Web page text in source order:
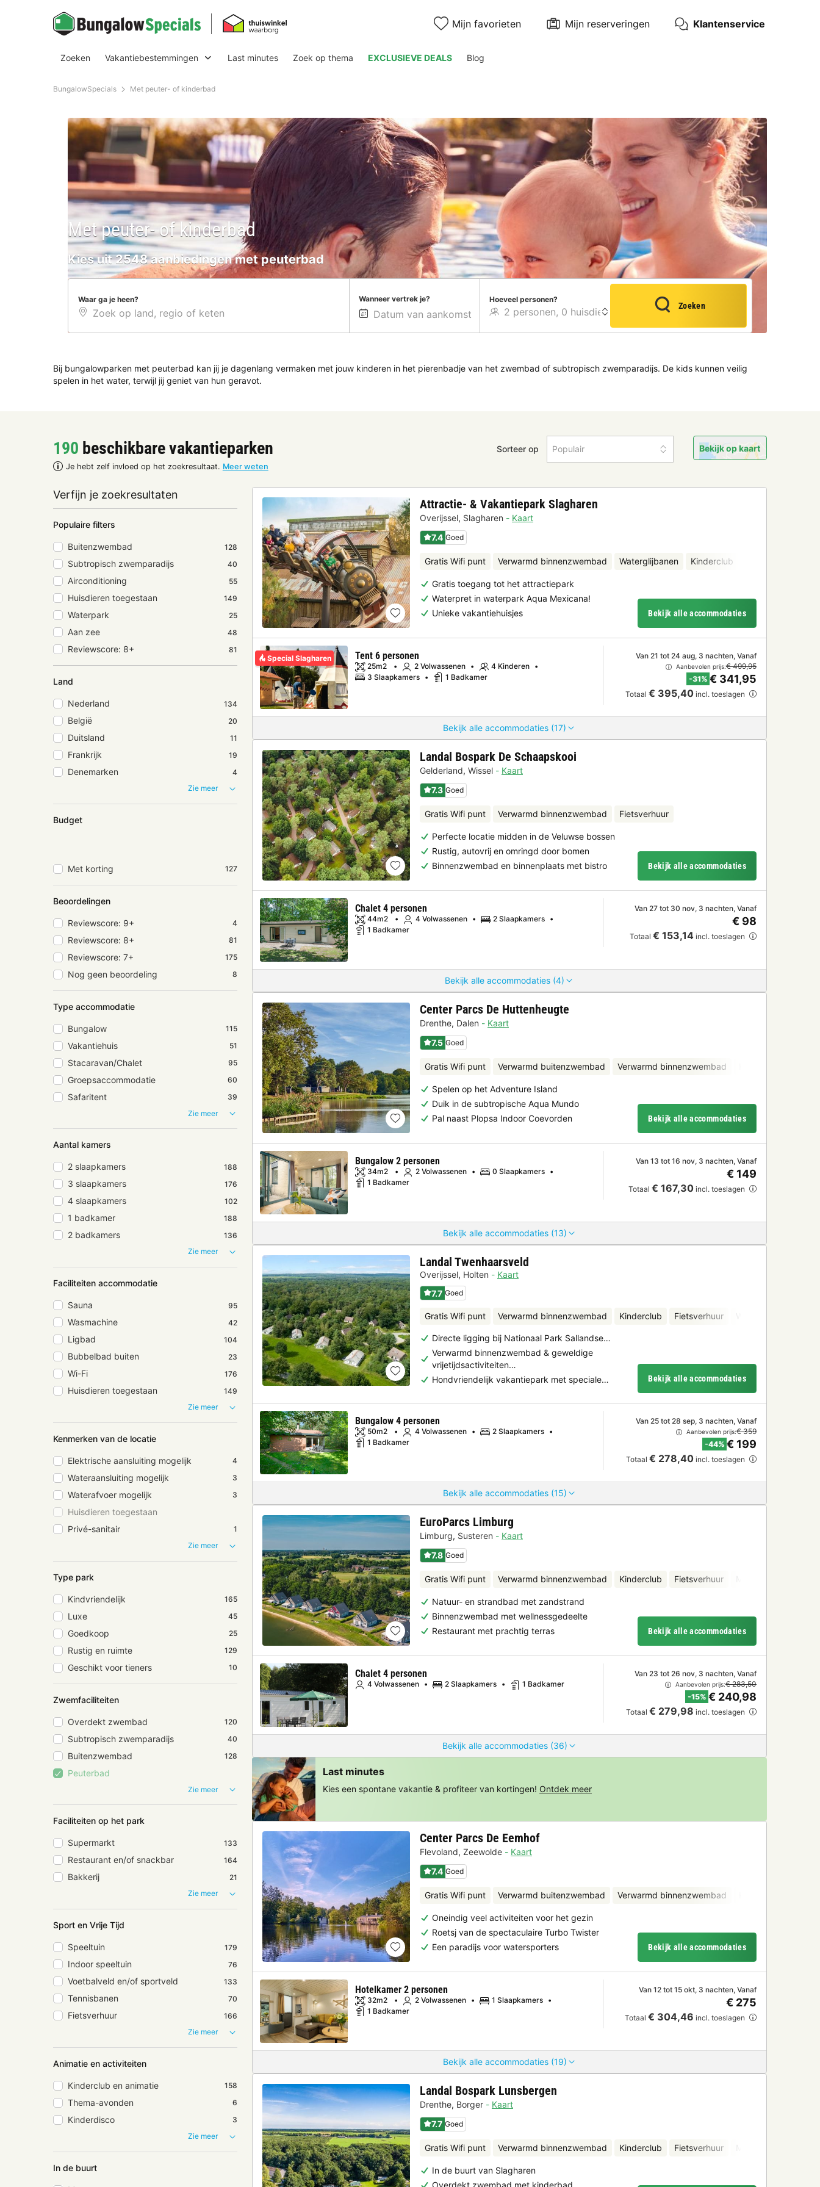
Mijn favorieten Mijn reserveringen Klantenservice
Zoeken Vakantiebestemmingen Last minutes Zoek op thema EXCLUSIEVE DEALS Blog
BungalowSpecials Met peuter- of kinderbad
Met peuter- of kinderbad
Kies uit 2548 aanbiedingen met peuterbad
Waar ga je heen? Wanneer vertrek je? Hoeveel personen?
Zoeken
Bij bungalowparken met peuterbad kan jij je dagenlang vermaken met jouw kinderen in het pierenbadje van het zwembad of subtropisch zwemparadijs. De kids kunnen veilig
spelen in het water, terwijl jij geniet van hun geravot.
190 beschikbare vakantieparken
Je hebt zelf invloed op het zoekresultaat. Meer weten
Sorteer op Populair Bekijk op kaart
Verfijn je zoekresultaten
Populaire filters
Buitenzwembad 128
Subtropisch zwemparadijs 40
Airconditioning 55
Huisdieren toegestaan 149
Waterpark 25
Aan zee 48
Reviewscore: 8+ 81
Land
Nederland 134
België 20
Duitsland 11
Frankrijk 19
Denemarken
4
Zie meer
Budget
Met korting 127
Beoordelingen
Reviewscore: 9+ 4
Reviewscore: 8+ 81
Reviewscore: 7+ 175
Nog geen beoordeling 8
Type accommodatie
Bungalow 115
Vakantiehuis 51
Stacaravan/Chalet 95
Groepsaccommodatie 60
Safaritent
39
Zie meer
Aantal kamers
2 slaapkamers 188
3 slaapkamers 176
4 slaapkamers 102
1 badkamer 188
2 badkamers
136
Zie meer
Faciliteiten accommodatie
Sauna 95
Wasmachine 42
Ligbad 104
Bubbelbad buiten 23
Wi-Fi 176
Huisdieren toegestaan
149
Zie meer
Kenmerken van de locatie
Elektrische aansluiting mogelijk 4
Wateraansluiting mogelijk 3
Waterafvoer mogelijk 3
Huisdieren toegestaan
Privé-sanitair
1
Zie meer
Type park
Kindvriendelijk 165
Luxe 45
Goedkoop 25
Rustig en ruimte 129
Geschikt voor tieners 10
Zwemfaciliteiten
Overdekt zwembad 120
Subtropisch zwemparadijs 40
Buitenzwembad 128
Peuterbad
Zie meer
Faciliteiten op het park
Supermarkt 133
Restaurant en/of snackbar 164
Bakkerij
21
Zie meer
Sport en Vrije Tijd
Speeltuin 179
Indoor speeltuin 76
Voetbalveld en/of sportveld 133
Tennisbanen 70
Fietsverhuur
166
Zie meer
Animatie en activiteiten
Kinderclub en animatie 158
Thema-avonden 6
Kinderdisco
3
Zie meer
In de buurt
Attractie- & Vakantiepark Slagharen
Overijssel, Slagharen
Kaart
7.4 Goed
Gratis Wifi punt Verwarmd binnenzwembad Waterglijbanen Kinderclub
Gratis toegang tot het attractiepark
Waterpret in waterpark Aqua Mexicana!
Unieke vakantiehuisjes
Bekijk alle accommodaties
Bekijk alle accommodaties (17)
Special Slagharen Tent 6 personen
25m2 2 Volwassenen
4 Kinderen
3 Slaapkamers
1 Badkamer
Van 21 tot 24 aug, 3 nachten, Vanaf
Aanbevolen prijs:€ 499,95
-31% € 341,95
Totaal € 395,40 incl. toeslagen
Landal Bospark De Schaapskooi
Gelderland, Wissel
Kaart
7.3 Goed
Gratis Wifi punt Verwarmd binnenzwembad Fietsverhuur
Perfecte locatie midden in de Veluwse bossen
Rustig, autovrij en omringd door bomen
Binnenzwembad en binnenplaats met bistro
Bekijk alle accommodaties
Bekijk alle accommodaties (4)
Chalet 4 personen
44m2 4 Volwassenen
2 Slaapkamers
1 Badkamer
Van 27 tot 30 nov, 3 nachten, Vanaf
€ 98
Totaal € 153,14 incl. toeslagen
Center Parcs De Huttenheugte
Drenthe, Dalen
Kaart
7.5 Goed
Gratis Wifi punt Verwarmd buitenzwembad Verwarmd binnenzwembad
Spelen op het Adventure Island
Duik in de subtropische Aqua Mundo
Pal naast Plopsa Indoor Coevorden
Bekijk alle accommodaties
Bekijk alle accommodaties (13)
Bungalow 2 personen
34m2 2 Volwassenen
0 Slaapkamers
1 Badkamer
Van 13 tot 16 nov, 3 nachten, Vanaf
€ 149
Totaal € 167,30 incl. toeslagen
Landal Twenhaarsveld
Overijssel, Holten
Kaart
7.7 Goed
Gratis Wifi punt Verwarmd binnenzwembad Kinderclub Fietsverhuur
Directe ligging bij Nationaal Park Sallandse…
Verwarmd binnenzwembad & geweldige
vrijetijdsactiviteiten…
Hondvriendelijk vakantiepark met speciale…
Bekijk alle accommodaties
Bekijk alle accommodaties (15)
Bungalow 4 personen
50m2 4 Volwassenen
2 Slaapkamers
1 Badkamer
Van 25 tot 28 sep, 3 nachten, Vanaf
Aanbevolen prijs:€ 359
-44% € 199
Totaal € 278,40 incl. toeslagen
EuroParcs Limburg
Limburg, Susteren
Kaart
7.8 Goed
Gratis Wifi punt Verwarmd binnenzwembad Kinderclub Fietsverhuur
Natuur- en strandbad met zandstrand
Binnenzwembad met wellnessgedeelte
Restaurant met prachtig terras
Bekijk alle accommodaties
Bekijk alle accommodaties (36)
Chalet 4 personen
4 Volwassenen 2 Slaapkamers 1 Badkamer
Van 23 tot 26 nov, 3 nachten, Vanaf
Aanbevolen prijs:€ 283,50
-15% € 240,98
Totaal € 279,98 incl. toeslagen
Center Parcs De Eemhof
Flevoland, Zeewolde
Kaart
7.4 Goed
Gratis Wifi punt Verwarmd buitenzwembad Verwarmd binnenzwembad
Oneindig veel activiteiten voor het gezin
Roetsj van de spectaculaire Turbo Twister
Een paradijs voor watersporters
Bekijk alle accommodaties
Bekijk alle accommodaties (19)
Hotelkamer 2 personen
32m2 2 Volwassenen
1 Slaapkamers
1 Badkamer
Van 12 tot 15 okt, 3 nachten, Vanaf
€ 275
Totaal € 304,46 incl. toeslagen
Landal Bospark Lunsbergen
Drenthe, Borger
Kaart
7.7 Goed
Gratis Wifi punt Verwarmd binnenzwembad Kinderclub Fietsverhuur
In de buurt van Slagharen
Last minutes
Kies een spontane vakantie & profiteer van kortingen! Ontdek meer